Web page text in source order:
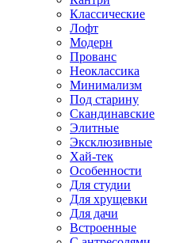
Классические
Лофт
Модерн
Прованс
Неоклассика
Минимализм
Под старину
Скандинавские
Элитные
Эксклюзивные
Хай-тек
Особенности
Для студии
Для хрущевки
Для дачи
Встроенные